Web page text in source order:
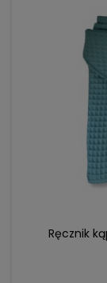
Ręcznik